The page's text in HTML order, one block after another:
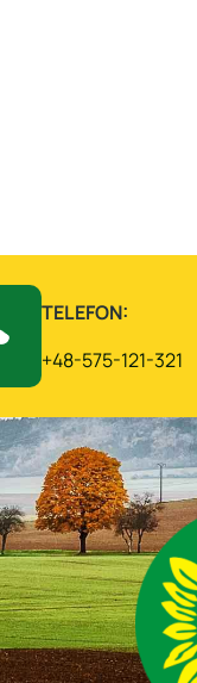
TELEFON:
+48-575-121-321